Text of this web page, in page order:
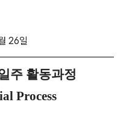
26일
주 활동과정
Process